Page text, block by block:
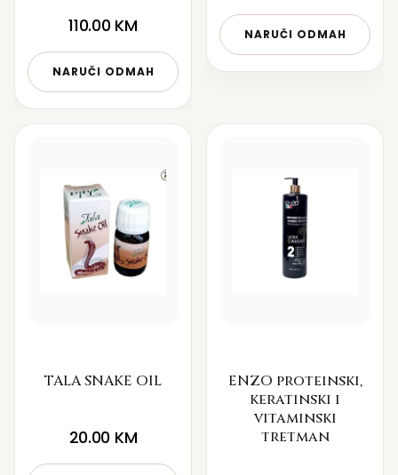
110.00 KM
NARUČI ODMAH
NARUČI ODMAH
TALA SNAKE OIL
20.00 KM
ENZO proteinski,
keratinski i
vitaminski
tretman